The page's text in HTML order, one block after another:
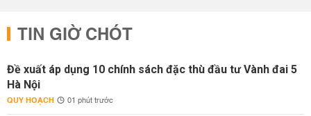
TIN GIỜ CHÓT
Đề xuất áp dụng 10 chính sách đặc thù đầu tư Vành đai 5
Hà Nội
QUY HOẠCH 01 phút trước